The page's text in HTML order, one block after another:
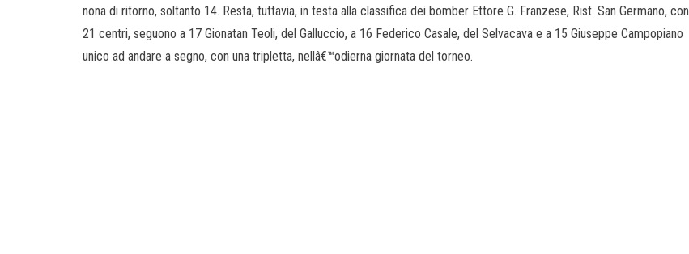
nona di ritorno, soltanto 14. Resta, tuttavia, in testa alla classifica dei bomber Ettore G. Franzese, Rist. San Germano, con
21 centri, seguono a 17 Gionatan Teoli, del Galluccio, a 16 Federico Casale, del Selvacava e a 15 Giuseppe Campopiano
unico ad andare a segno, con una tripletta, nellâ€™odierna giornata del torneo.